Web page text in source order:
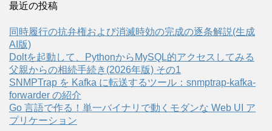
最近の投稿
同時履行の抗弁権および消滅時効の完成の逐条解説(生成
AI版)
Doltを起動して、PythonからMySQL的アクセスしてみる
父親からの相続手続き(2026年版) その1
SNMPTrap を Kafka に転送するツール：snmptrap-kafka-
forwarder の紹介
Go 言語で作る！単一バイナリで動くモダンな Web UI ア
プリケーション